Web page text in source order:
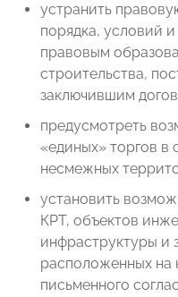
устранить
порядка, условий
правовым
строительства,
заключившим
предусмотреть
«единых» торгов в
несмежных
установить
КРТ, объектов
инфраструктуры и
расположенных на
письменного